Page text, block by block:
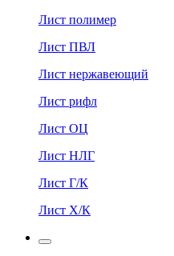
Лист полимер
Лист ПВЛ
Лист нержавеющий
Лист рифл
Лист ОЦ
Лист НЛГ
Лист Г/К
Лист Х/К